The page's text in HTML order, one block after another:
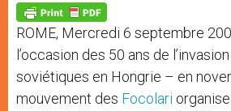
p
p
g
e
r
o
k
ROME, Mercredi 6 septembre
l’occasion des 50 ans de
soviétiques en Hongrie – en
mouvement des Focolari